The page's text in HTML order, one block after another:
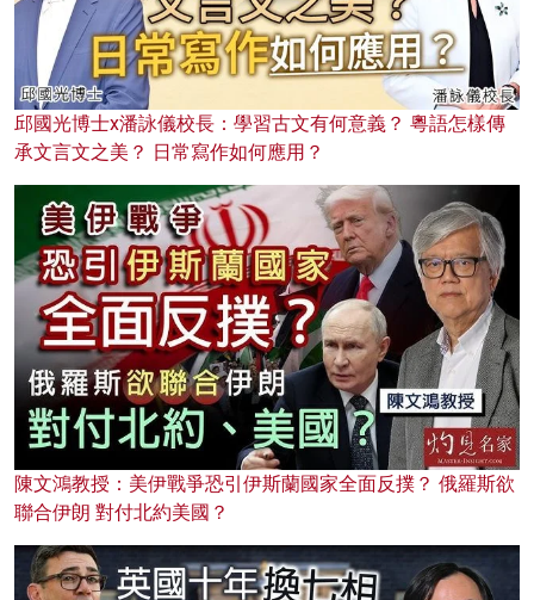
邱國光博士x潘詠儀校長：學習古文有何意義？ 粵語怎樣傳
承文言文之美？ 日常寫作如何應用？
陳文鴻教授：美伊戰爭恐引伊斯蘭國家全面反撲？ 俄羅斯欲
聯合伊朗 對付北約美國？